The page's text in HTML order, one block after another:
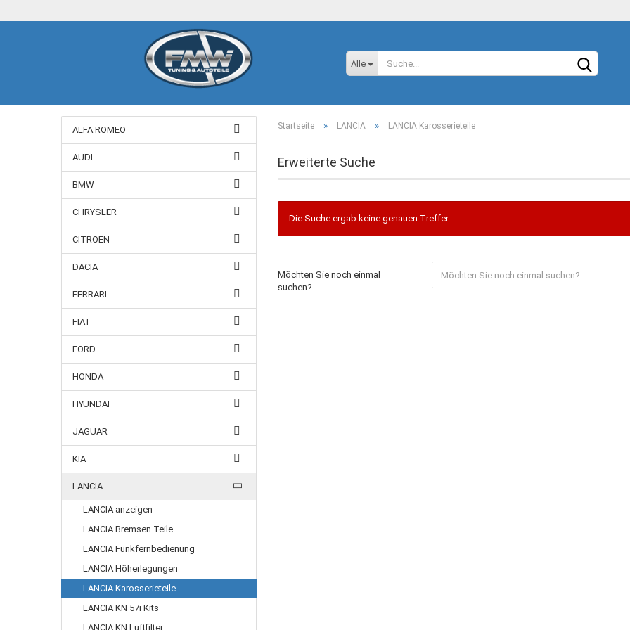
Alle
Startseite » LANCIA » LANCIA Karosserieteile
Erweiterte Suche
Die Suche ergab keine genauen Treffer.
Möchten Sie noch einmal
suchen?
ALFA ROMEO
AUDI
BMW
CHRYSLER
CITROEN
DACIA
FERRARI
FIAT
FORD
HONDA
HYUNDAI
JAGUAR
KIA
LANCIA
LANCIA anzeigen
LANCIA Bremsen Teile
LANCIA Funkfernbedienung
LANCIA Höherlegungen
LANCIA Karosserieteile
LANCIA KN 57i Kits
LANCIA KN Luftfilter